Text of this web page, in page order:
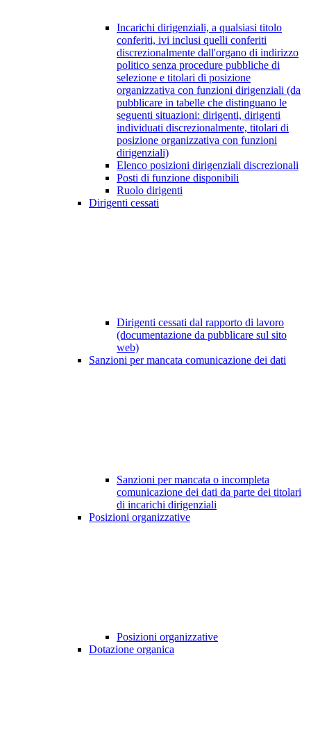
Incarichi dirigenziali, a qualsiasi titolo
conferiti, ivi inclusi quelli conferiti
discrezionalmente dall'organo di indirizzo
politico senza procedure pubbliche di
selezione e titolari di posizione
organizzativa con funzioni dirigenziali (da
pubblicare in tabelle che distinguano le
seguenti situazioni: dirigenti, dirigenti
individuati discrezionalmente, titolari di
posizione organizzativa con funzioni
dirigenziali)
Elenco posizioni dirigenziali discrezionali
Posti di funzione disponibili
Ruolo dirigenti
Dirigenti cessati
Dirigenti cessati dal rapporto di lavoro
(documentazione da pubblicare sul sito
web)
Sanzioni per mancata comunicazione dei dati
Sanzioni per mancata o incompleta
comunicazione dei dati da parte dei titolari
di incarichi dirigenziali
Posizioni organizzative
Posizioni organizzative
Dotazione organica